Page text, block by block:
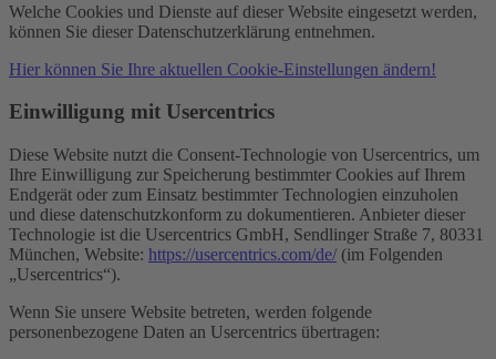
Welche Cookies und Dienste auf dieser Website eingesetzt werden,
können Sie dieser Datenschutzerklärung entnehmen.
Hier können Sie Ihre aktuellen Cookie-Einstellungen ändern!
Einwilligung mit Usercentrics
Diese Website nutzt die Consent-Technologie von Usercentrics, um
Ihre Einwilligung zur Speicherung bestimmter Cookies auf Ihrem
Endgerät oder zum Einsatz bestimmter Technologien einzuholen
und diese datenschutzkonform zu dokumentieren. Anbieter dieser
Technologie ist die Usercentrics GmbH, Sendlinger Straße 7, 80331
München, Website: https://usercentrics.com/de/ (im Folgenden
„Usercentrics“).
Wenn Sie unsere Website betreten, werden folgende
personenbezogene Daten an Usercentrics übertragen: